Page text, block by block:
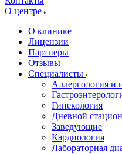
О центре
О клинике
Лицензии
Партнеры
Отзывы
Специалисты
Аллергология и
Гинекология
Дневной
Заведующие
Кардиология
Лабораторная